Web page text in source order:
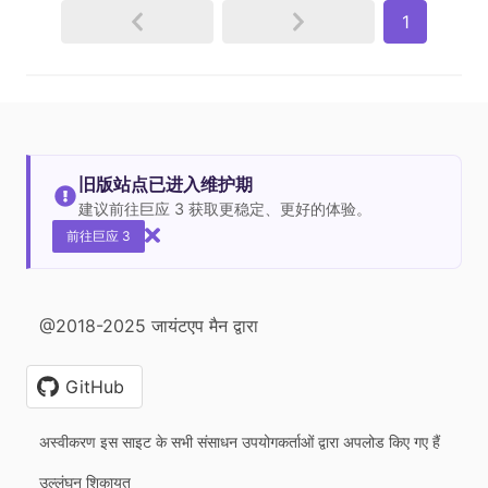
1
旧版站点已进入维护期
建议前往巨应 3 获取更稳定、更好的体验。
前往巨应 3
@2018-2025 जायंटएप मैन द्वारा
GitHub
अस्वीकरण इस साइट के सभी संसाधन उपयोगकर्ताओं द्वारा अपलोड किए गए हैं
उल्लंघन शिकायत